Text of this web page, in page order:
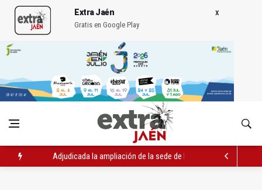
Extra Jaén
Gratis en Google Play
Adjudicada la ampliación de la sede de la Junta en la avenida